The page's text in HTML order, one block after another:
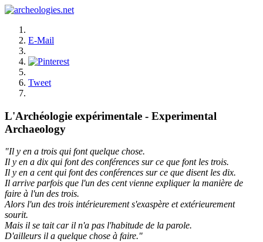
E-Mail
Tweet
L'Archéologie expérimentale - Experimental
Archaeology
"Il y en a trois qui font quelque chose.
Il y en a dix qui font des conférences sur ce que font les trois.
Il y en a cent qui font des conférences sur ce que disent les dix.
Il arrive parfois que l'un des cent vienne expliquer la manière de
faire à l'un des trois.
Alors l'un des trois intérieurement s'exaspère et extérieurement
sourit.
Mais il se tait car il n'a pas l'habitude de la parole.
D'ailleurs il a quelque chose à faire."